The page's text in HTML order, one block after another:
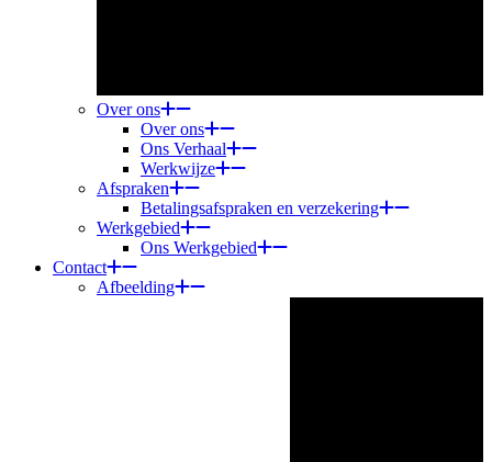
Over ons
Over ons
Ons Verhaal
Werkwijze
Afspraken
Betalingsafspraken en verzekering
Werkgebied
Ons Werkgebied
Contact
Afbeelding